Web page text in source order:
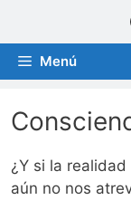
Menú
¿Y si la
aún no nos